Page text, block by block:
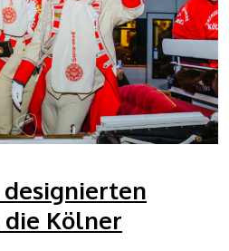
designierten
Kölner